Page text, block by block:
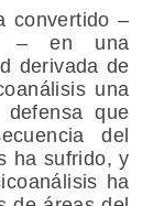
convertido –
– en una
derivada de
una
que
del
ha sufrido, y
ha